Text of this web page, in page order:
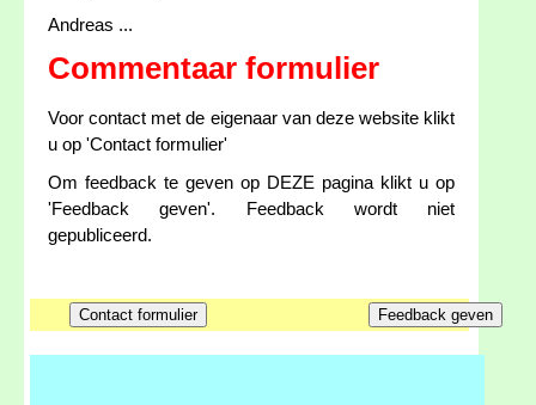
Andreas ...
Commentaar formulier
Voor contact met de eigenaar van deze website klikt
u op 'Contact formulier'
Om feedback te geven op DEZE pagina klikt u op
'Feedback geven'. Feedback wordt niet
gepubliceerd.